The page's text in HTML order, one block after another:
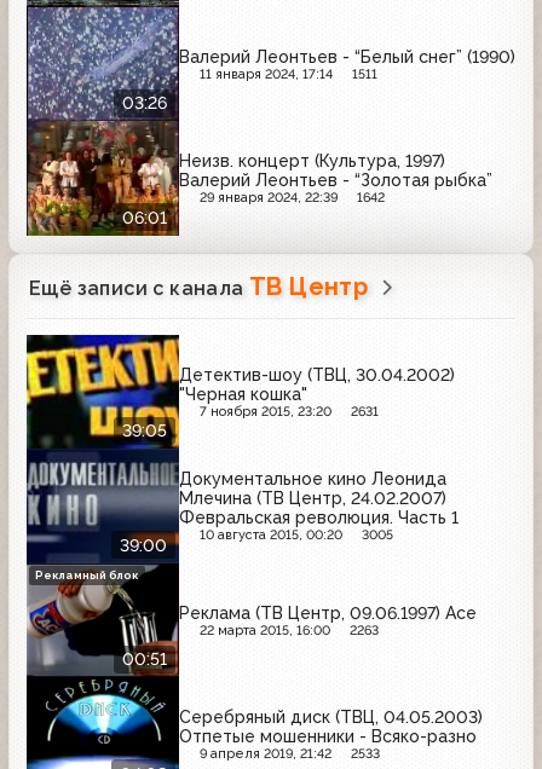
03:26
Валерий Леонтьев - “Белый снег” (1990)
11 января 2024, 17:14 1511
06:01
Неизв. концерт (Культура, 1997)
Валерий Леонтьев - “Золотая рыбка”
29 января 2024, 22:39 1642
Ещё записи с канала ТВ Центр
39:05
Детектив-шоу (ТВЦ, 30.04.2002)
"Черная кошка"
7 ноября 2015, 23:20 2631
39:00
Документальное кино Леонида
Млечина (ТВ Центр, 24.02.2007)
Февральская революция. Часть 1
10 августа 2015, 00:20 3005
00:51
Реклама (ТВ Центр, 09.06.1997) Ace
22 марта 2015, 16:00 2263
Рекламный блок
Серебряный диск (ТВЦ, 04.05.2003)
Отпетые мошенники - Всяко-разно
9 апреля 2019, 21:42 2533